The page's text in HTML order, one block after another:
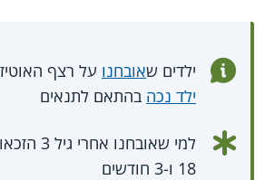
ילדים שאובחנו על רצף
ילד נכה בהתאם לתנאים
למי
18 ו-3 חודשים